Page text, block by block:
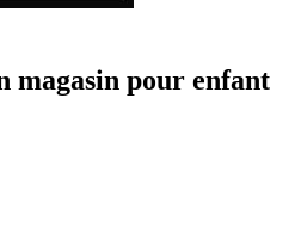
magasin pour enfant